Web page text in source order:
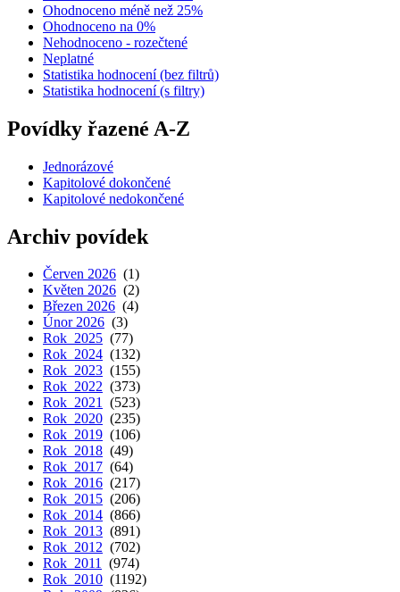
Ohodnoceno méně než 25%
Ohodnoceno na 0%
Nehodnoceno - rozečtené
Neplatné
Statistika hodnocení (bez filtrů)
Statistika hodnocení (s filtry)
Povídky řazené A-Z
Jednorázové
Kapitolové dokončené
Kapitolové nedokončené
Archiv povídek
Červen 2026 (1)
Květen 2026 (2)
Březen 2026 (4)
Únor 2026 (3)
Rok 2025 (77)
Rok 2024 (132)
Rok 2023 (155)
Rok 2022 (373)
Rok 2021 (523)
Rok 2020 (235)
Rok 2019 (106)
Rok 2018 (49)
Rok 2017 (64)
Rok 2016 (217)
Rok 2015 (206)
Rok 2014 (866)
Rok 2013 (891)
Rok 2012 (702)
Rok 2011 (974)
Rok 2010 (1192)